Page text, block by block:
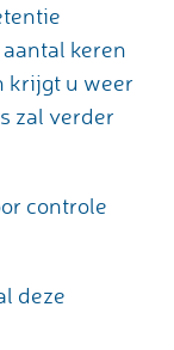
keren
krijgt u weer
zal verder
controle
deze